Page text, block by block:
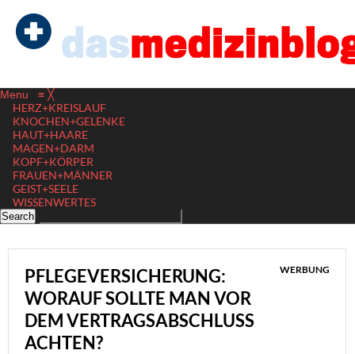
Menu ≡ ╳
HERZ+KREISLAUF
KNOCHEN+GELENKE
HAUT+HAARE
MAGEN+DARM
KOPF+KÖRPER
FRAUEN+MÄNNER
GEIST+SEELE
WISSENWERTES
PFLEGEVERSICHERUNG:
WORAUF SOLLTE MAN VOR
DEM VERTRAGSABSCHLUSS
ACHTEN?
WERBUNG